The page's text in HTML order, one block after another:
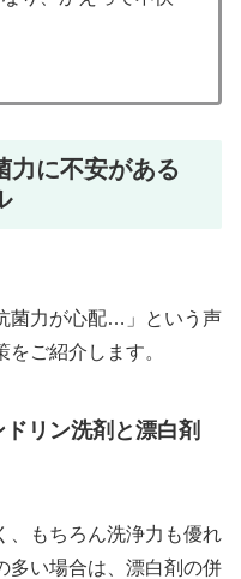
力に不安がある
菌力が心配…」という声
ご紹介します。
リン洗剤と漂白剤
、もちろん洗浄力も優れ
多い場合は、漂白剤の併